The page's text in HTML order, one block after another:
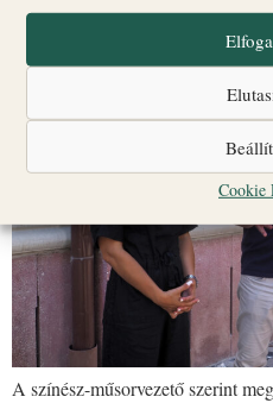
Cookie
A színész-műsorvezető szerint